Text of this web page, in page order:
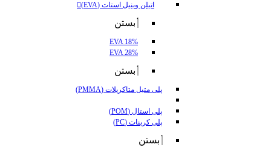
اتیلن وینیل استات (EVA)
بستن
EVA 18%
EVA 28%
بستن
پلی متیل متاکریلات (PMMA)
پلی استال (POM)
پلی کربنات (PC)
بستن